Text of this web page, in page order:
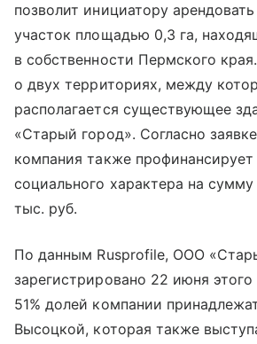
позволит инициатору
участок площадью 0,3 га,
в собственности Пермского
о двух территориях, между
располагается существующее
«Старый город». Согласно
компания также
социального характера на
тыс. руб.
По данным Rusprofile, ООО
зарегистрировано 22 июня этого
51% долей компании
Высоцкой, которая также